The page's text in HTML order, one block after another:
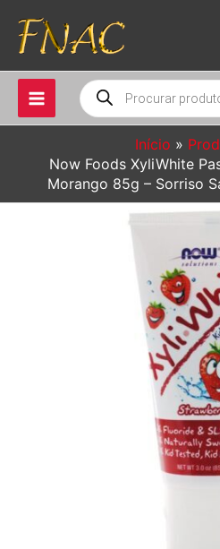
para
conteúdo
Pesquisar
produtos
Início
Now Foods XyliWhite
Morango 85g – Sorriso